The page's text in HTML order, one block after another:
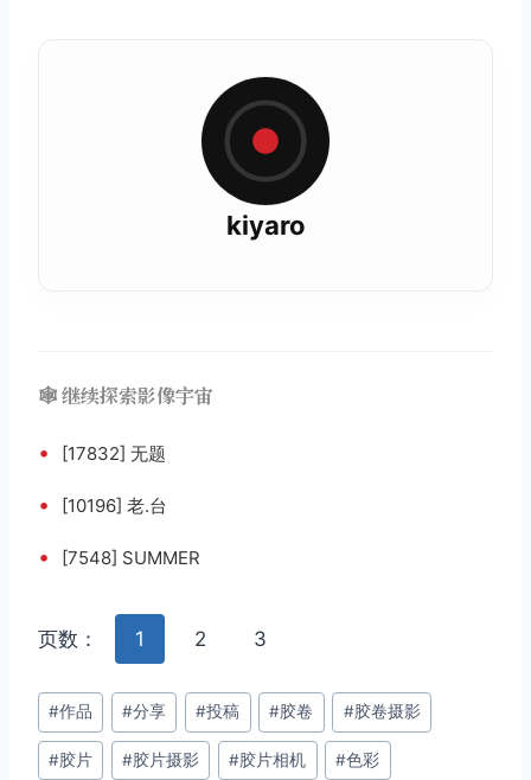
kiyaro
🕸️ 继续探索影像宇宙
• [17832] 无题
• [10196] 老.台
• [7548] SUMMER
页数： 1 2 3
文
章
标
#作品 #分享 #投稿 #胶卷 #胶卷摄影
#胶片 #胶片摄影 #胶片相机 #色彩